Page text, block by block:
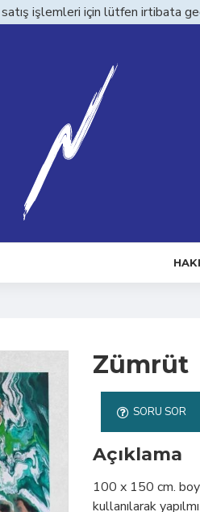
işlemleri için lütfen irtibata
Zümrüt
SORU SOR
Açıklama
100 x 150 cm.
kullanılarak